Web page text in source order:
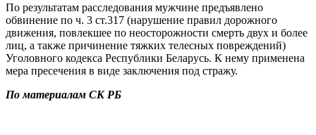
По результатам расследования мужчине предъявлено
обвинение по ч. 3 ст.317 (нарушение правил дорожного
движения, повлекшее по неосторожности смерть двух и более
лиц, а также причинение тяжких телесных повреждений)
Уголовного кодекса Республики Беларусь. К нему применена
мера пресечения в виде заключения под стражу.
По материалам СК РБ